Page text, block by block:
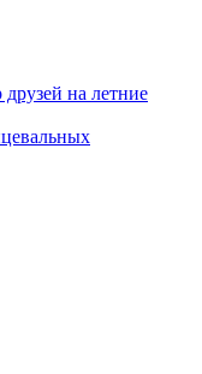
на летние